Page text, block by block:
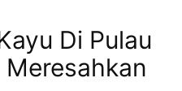
Di Pulau